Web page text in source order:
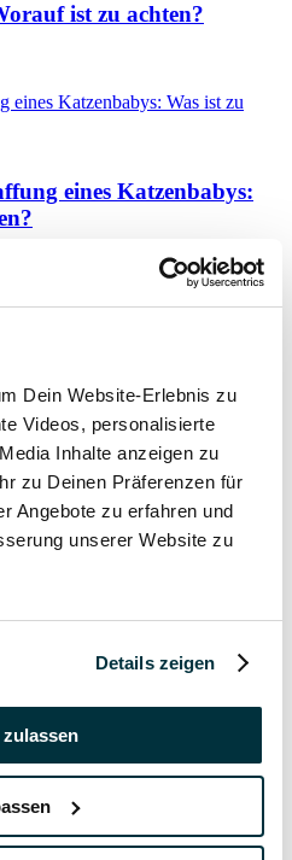
Dein Website-Erlebnis zu
Videos, personalisierte
Inhalte anzeigen zu
zu Deinen Präferenzen für
Angebote zu erfahren und
unserer Website zu
Details zeigen
ist zu achten?
eines Katzenbabys:
Wartezeit